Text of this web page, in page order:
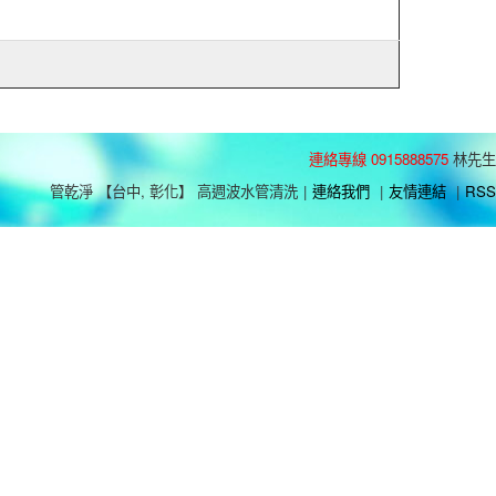
連絡專線 0915888575 林先生
管乾淨 【台中, 彰化】 高週波水管清洗 | 連絡我們 | 友情連結 | RSS